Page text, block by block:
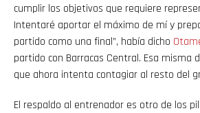
cumplir los objetivos que requiere
Intentaré aportar el máximo de mí y
partido como una final”, había dicho
partido con Barracas Central. Esa misma
que ahora intenta contagiar al resto del
El respaldo al entrenador es otro de los